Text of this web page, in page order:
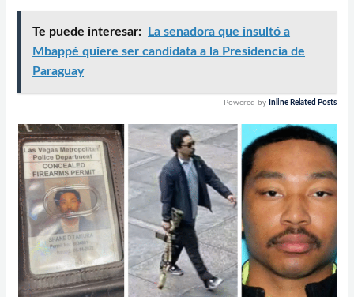
Te puede interesar:
La senadora que insultó a
Mbappé quiere ser candidata a la Presidencia de
Paraguay
Powered by Inline Related Posts